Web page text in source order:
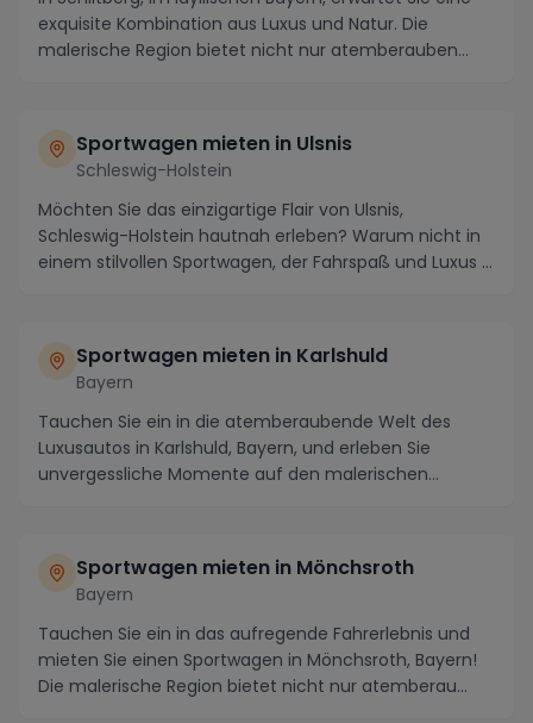
exquisite Kombination aus Luxus und Natur. Die
malerische Region bietet nicht nur atemberauben...
Sportwagen mieten in Ulsnis
Schleswig-Holstein
Möchten Sie das einzigartige Flair von Ulsnis,
Schleswig-Holstein hautnah erleben? Warum nicht in
einem stilvollen Sportwagen, der Fahrspaß und Luxus ...
Sportwagen mieten in Karlshuld
Bayern
Tauchen Sie ein in die atemberaubende Welt des
Luxusautos in Karlshuld, Bayern, und erleben Sie
unvergessliche Momente auf den malerischen
Sportwagen mieten in Mönchsroth
Bayern
Tauchen Sie ein in das aufregende Fahrerlebnis und
mieten Sie einen Sportwagen in Mönchsroth, Bayern!
Die malerische Region bietet nicht nur atemberau...